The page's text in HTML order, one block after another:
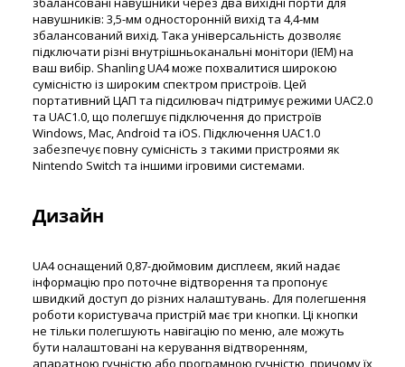
навушників: 3,5-мм односторонній вихід та 4,4-мм
збалансований вихід. Така універсальність дозволяє
підключати різні внутрішньоканальні монітори (IEM) на
ваш вибір. Shanling UA4 може похвалитися широкою
сумісністю із широким спектром пристроїв. Цей
портативний ЦАП та підсилювач підтримує режими UAC2.0
та UAC1.0, що полегшує підключення до пристроїв
Windows, Mac, Android та iOS. Підключення UAC1.0
забезпечує повну сумісність з такими пристроями як
Nintendo Switch та іншими ігровими системами.
Дизайн
UA4 оснащений 0,87-дюймовим дисплеєм, який надає
інформацію про поточне відтворення та пропонує
швидкий доступ до різних налаштувань. Для полегшення
роботи користувача пристрій має три кнопки. Ці кнопки
не тільки полегшують навігацію по меню, але можуть
бути налаштовані на керування відтворенням,
апаратною гучністю або програмною гучністю, причому їх